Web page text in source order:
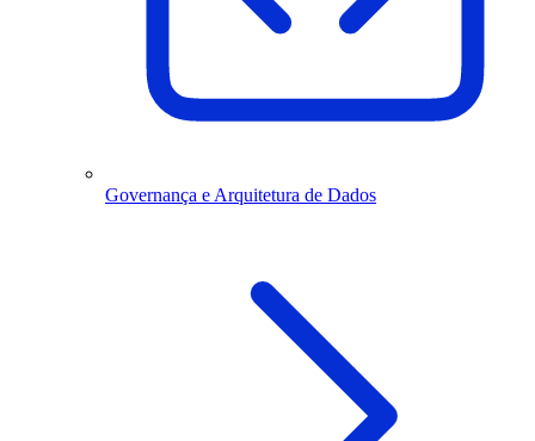
Governança e Arquitetura de Dados